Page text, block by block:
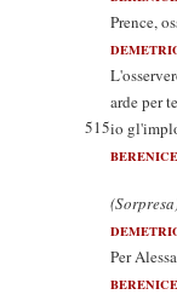
Prence,
arde per
515io
BERENICE
Per
BERENICE